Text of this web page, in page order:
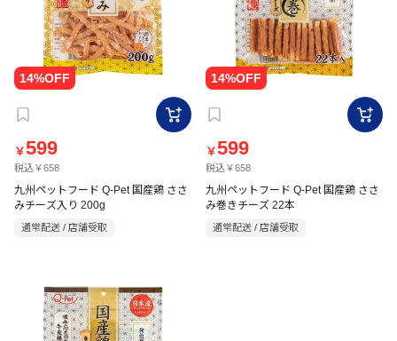
￥599
税込￥658
九州ペットフード Q-Pet 国産鶏 ささ
みチーズ入り 200g
通常配送 / 店舗受取
￥599
税込￥658
九州ペットフード Q-Pet 国産鶏 ささ
み巻きチーズ 22本
通常配送 / 店舗受取